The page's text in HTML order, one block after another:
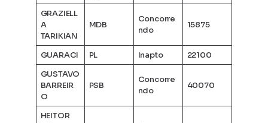
GRAZIELL
A
TARIKIAN
MDB
Concorre
ndo
15875
GUARACI PL Inapto
22100
GUSTAVO
BARREIR
O
PSB
Concorre
ndo
40070
HEITOR